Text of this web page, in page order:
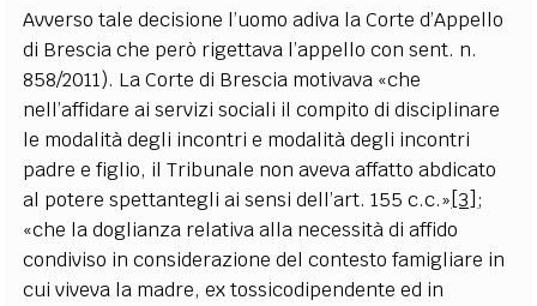
Avverso tale decisione l’uomo adiva la Corte d’Appello
di Brescia che però rigettava l’appello con sent. n.
858/2011). La Corte di Brescia motivava «che
nell’affidare ai servizi sociali il compito di disciplinare
le modalità degli incontri e modalità degli incontri
padre e figlio, il Tribunale non aveva affatto abdicato
al potere spettantegli ai sensi dell’art. 155 c.c.» [3] ;
«che la doglianza relativa alla necessità di affido
condiviso in considerazione del contesto famigliare in
cui viveva la madre, ex tossicodipendente ed in